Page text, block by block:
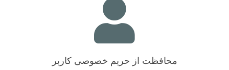
محافظت از حریم خصوصی کاربر